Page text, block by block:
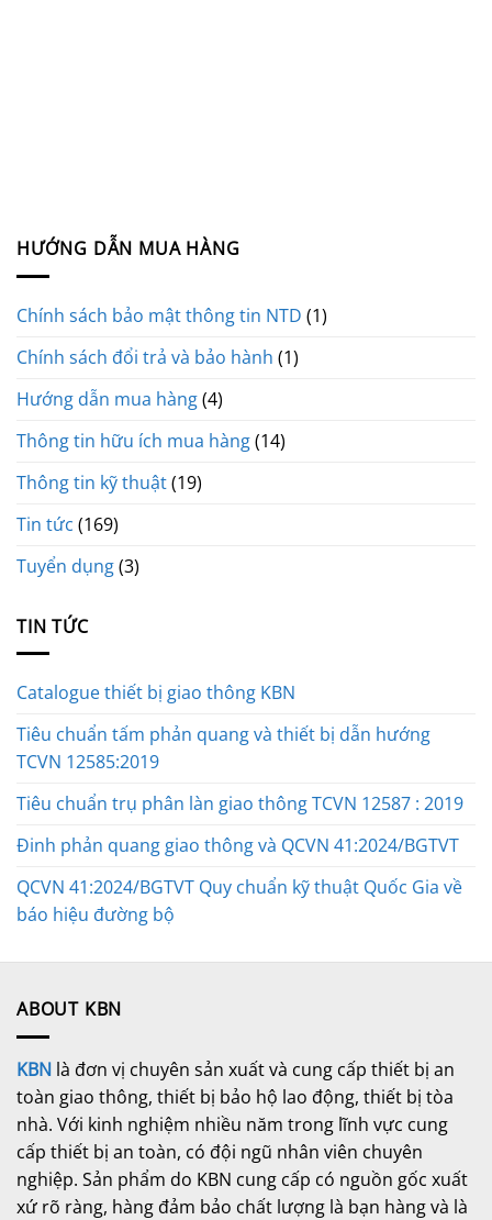
HƯỚNG DẪN MUA HÀNG
Chính sách bảo mật thông tin NTD (1)
Chính sách đổi trả và bảo hành (1)
Hướng dẫn mua hàng(4)
Thông tin hữu ích mua hàng(14)
Thông tin kỹ thuật(19)
Tin tức (169)
Tuyển dụng(3)
TIN TỨC
Catalogue thiết bị giao thông KBN
Tiêu chuẩn tấm phản quang và thiết bị dẫn hướng
TCVN 12585:2019
Tiêu chuẩn trụ phân làn giao thông TCVN 12587 : 2019
Đinh phản quang giao thông và QCVN 41:2024/BGTVT
QCVN 41:2024/BGTVT Quy chuẩn kỹ thuật Quốc Gia về
báo hiệu đường bộ
ABOUT KBN
KBN là đơn vị chuyên sản xuất và cung cấp thiết bị an
toàn giao thông, thiết bị bảo hộ lao động, thiết bị tòa
nhà. Với kinh nghiệm nhiều năm trong lĩnh vực cung
cấp thiết bị an toàn, có đội ngũ nhân viên chuyên
nghiệp. Sản phẩm do KBN cung cấp có nguồn gốc xuất
xứ rõ ràng, hàng đảm bảo chất lượng là bạn hàng và là